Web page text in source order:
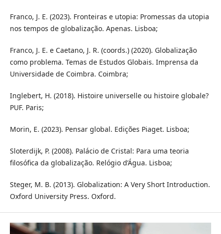
Franco, J. E. (2023). Fronteiras e utopia: Promessas da utopia
nos tempos de globalização. Apenas. Lisboa;
Franco, J. E. e Caetano, J. R. (coords.) (2020). Globalização
como problema. Temas de Estudos Globais. Imprensa da
Universidade de Coimbra. Coimbra;
Inglebert, H. (2018). Histoire universelle ou histoire globale?
PUF. Paris;
Morin, E. (2023). Pensar global. Edições Piaget. Lisboa;
Sloterdijk, P. (2008). Palácio de Cristal: Para uma teoria
filosófica da globalização. Relógio d’Água. Lisboa;
Steger, M. B. (2013). Globalization: A Very Short Introduction.
Oxford University Press. Oxford.